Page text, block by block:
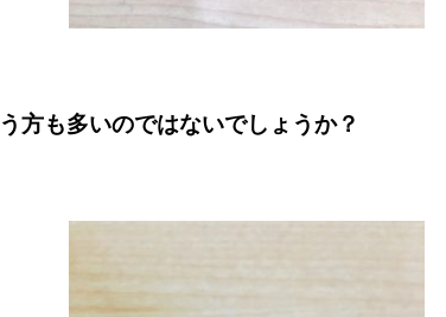
方も多いのではないでしょうか？